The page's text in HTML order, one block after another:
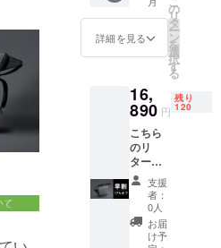
90名様
限定で
27％オ
フにて
ご用意
ます。
リター
ン価格
には消
費税と
送料を
含みま
す。
詳細を見る
の
リ
タ
ー
ン
を
選
択
す
る
16,
890 円
残り
120
こちら
のリ
ターン
では、
「Snap
Sling」
1点 税
込価格
支援
者：
0人
お届
け予